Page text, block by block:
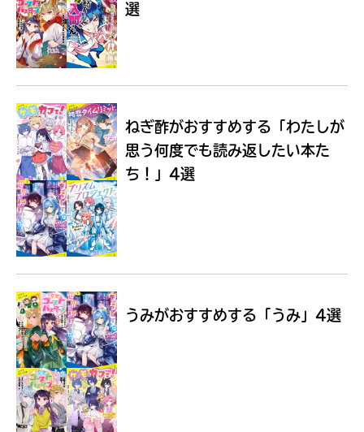
Loading...
選
ねぎ酢がおすすめする 「わたしが
思う何度でも読み返したい本た
ち！」4選
うみがおすすめする 「うみ」4選
容